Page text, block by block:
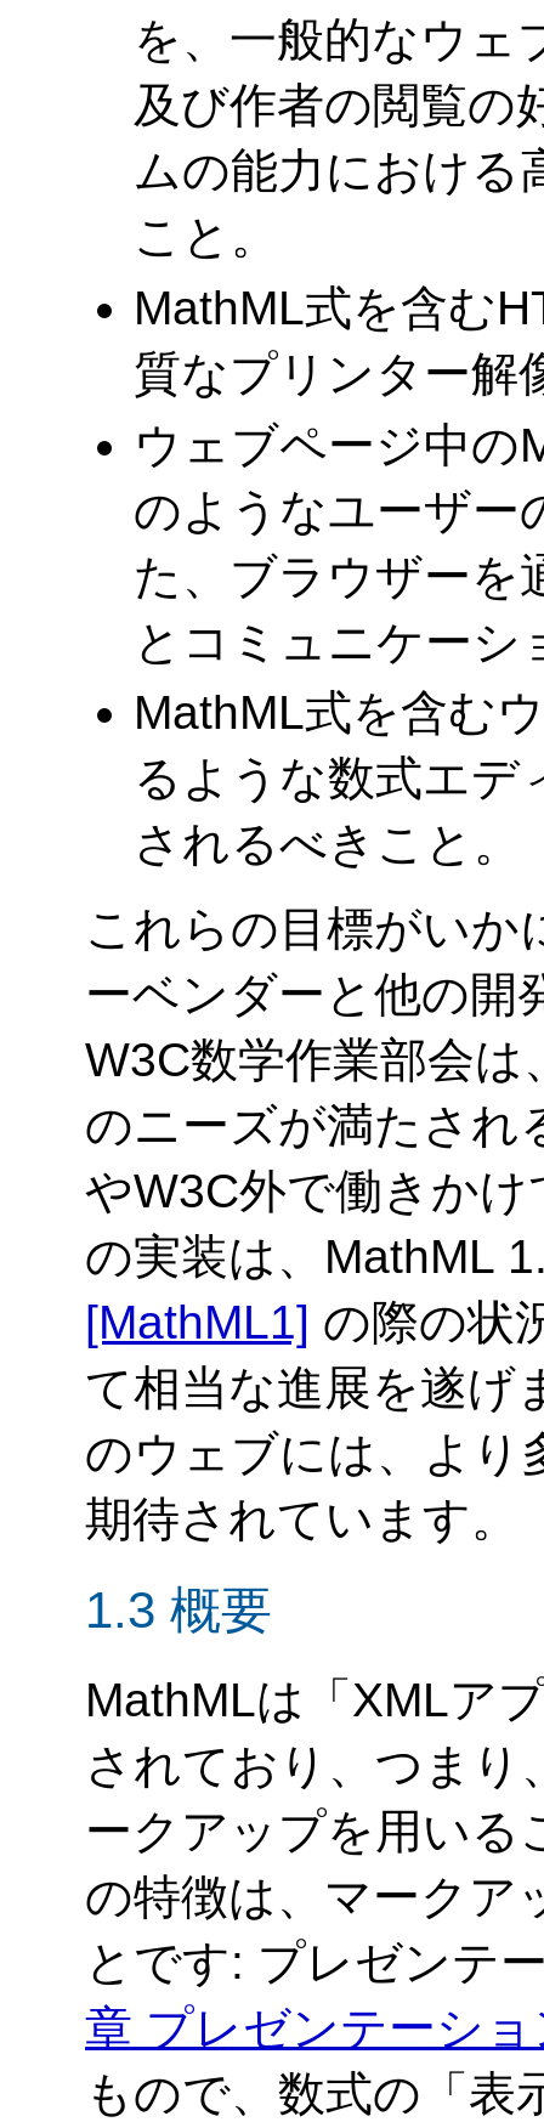
を、一般的なウェ
及び作者の閲覧の
ムの能力における
こと。
MathML式を含む
質なプリンター解
ウェブページ中の
のようなユーザー
た、ブラウザーを
とコミュニケーシ
MathML式を含む
るような数式エデ
されるべきこと。
これらの目標がいか
ーベンダーと他の開
W3C数学作業部会
のニーズが満たされ
やW3C外で働きか
の実装は、MathML
[MathML1] の際の状
て相当な進展を遂げ
のウェブには、より
期待されています。
1.3 概要
MathMLは「XMLア
されており、つまり
ークアップを用いる
の特徴は、マークア
とです: プレゼンテ
章 プレゼンテーシ
もので、数式の「表